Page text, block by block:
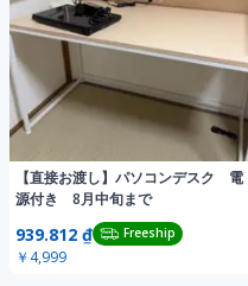
【直接お渡し】パソコンデスク 電
源付き 8月中旬まで
939.812 ₫ Freeship
￥4,999